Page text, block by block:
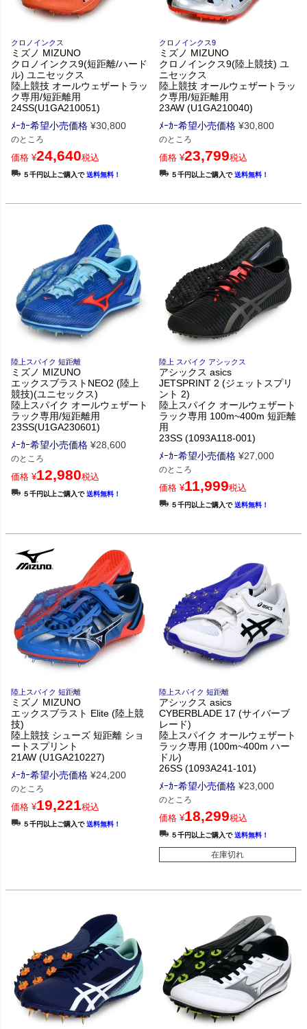
クロノインクス
ミズノ MIZUNO
クロノインクス9(短距離/ハード
ル) ユニセックス
陸上競技 オールウェザートラッ
ク専用/短距離用
24SS(U1GA210051)
ﾒｰｶｰ希望小売価格 ¥30,800
のところ
価格 ¥24,640税込
５千円以上ご購入で送料無料！
クロノインクス9
ミズノ MIZUNO
クロノインクス9(陸上競技) ユ
ニセックス
陸上競技 オールウェザートラッ
ク専用/短距離用
23AW (U1GA210040)
ﾒｰｶｰ希望小売価格 ¥30,800
のところ
価格 ¥23,799税込
５千円以上ご購入で送料無料！
陸上スパイク 短距離
ミズノ MIZUNO
エックスブラストNEO2 (陸上
競技)(ユニセックス)
陸上スパイク オールウェザート
ラック専用/短距離用
23SS(U1GA230601)
ﾒｰｶｰ希望小売価格 ¥28,600
のところ
価格 ¥12,980税込
５千円以上ご購入で送料無料！
陸上 スパイク アシックス
アシックス asics
JETSPRINT 2 (ジェットスプリ
ント 2)
陸上スパイク オールウェザート
ラック専用 100m~400m 短距離
用
23SS (1093A118-001)
ﾒｰｶｰ希望小売価格 ¥27,000
のところ
価格 ¥11,999税込
５千円以上ご購入で送料無料！
陸上スパイク 短距離
ミズノ MIZUNO
エックスブラスト Elite (陸上競
技)
陸上競技 シューズ 短距離 ショ
ートスプリント
21AW (U1GA210227)
ﾒｰｶｰ希望小売価格 ¥24,200
のところ
価格 ¥19,221税込
５千円以上ご購入で送料無料！
陸上スパイク 短距離
アシックス asics
CYBERBLADE 17 (サイバーブ
レード)
陸上スパイク オールウェザート
ラック専用 (100m~400m ハー
ドル)
26SS (1093A241-101)
ﾒｰｶｰ希望小売価格 ¥23,000
のところ
価格 ¥18,299税込
５千円以上ご購入で送料無料！
在庫切れ